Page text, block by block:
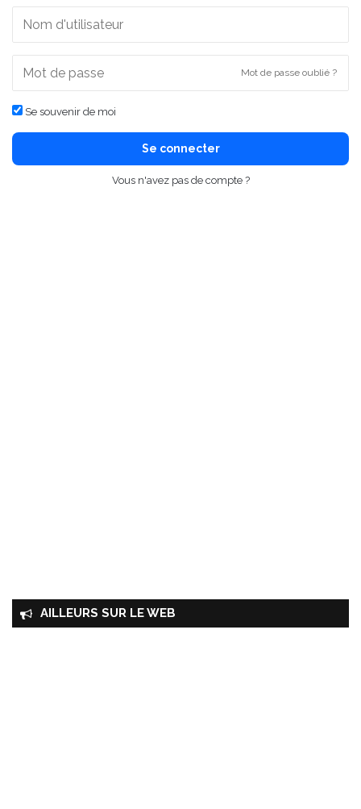
Mot de passe oublié ?
Se souvenir de moi
Se connecter
Vous n'avez pas de compte ?
AILLEURS SUR LE WEB